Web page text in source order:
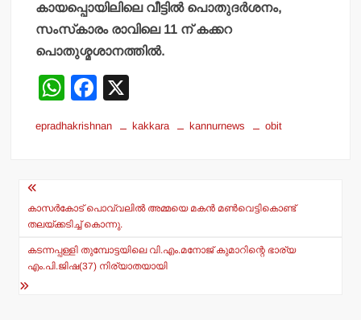
കായപ്പൊയിലിലെ വീട്ടില്‍ പൊതുദര്‍ശനം,
സംസ്‌കാരം രാവിലെ 11 ന് കക്കറ
പൊതുശ്മശാനത്തില്‍.
W
at
p
p
F
c
o
o
k
epradhakrishnan kakkara kannurnews obit
Post
navigation
കാസര്‍കോട് പൊവ്വലില്‍ അമ്മയെ മകന്‍ മണ്‍വെട്ടികൊണ്ട്
തലയ്ക്കടിച്ച് കൊന്നു.
കടന്നപ്പള്ളി തുമ്പോട്ടയിലെ വി.എം.മനോജ് കുമാറിന്റെ ഭാര്യ
എം.പി.ജിഷ(37) നിര്യാതയായി